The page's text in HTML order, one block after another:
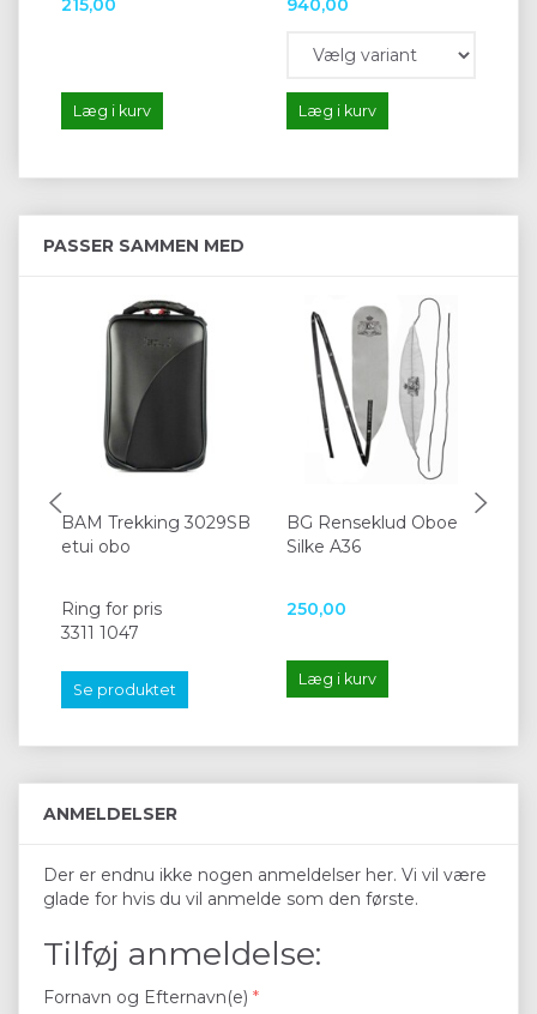
215,00
Læg i kurv
940,00
Læg i kurv
PASSER SAMMEN MED
BAM Trekking 3029SB
etui obo
Ring for pris
3311 1047
Se produktet
BG Renseklud Oboe
Silke A36
250,00
Læg i kurv
ANMELDELSER
Der er endnu ikke nogen anmeldelser her. Vi vil være
glade for hvis du vil anmelde som den første.
Tilføj anmeldelse:
Fornavn og Efternavn(e)